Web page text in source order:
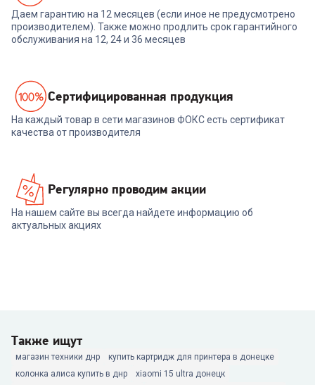
Даем гарантию на 12 месяцев (если иное не предусмотрено
производителем). Также можно продлить срок гарантийного
обслуживания на 12, 24 и 36 месяцев
Cертифицированная продукция
На каждый товар в сети магазинов ФОКС есть сертификат
качества от производителя
Регулярно проводим акции
На нашем сайте вы всегда найдете информацию об
актуальных акциях
Также ищут
магазин техники днр
купить картридж для принтера в донецке
колонка алиса купить в днр
xiaomi 15 ultra донецк